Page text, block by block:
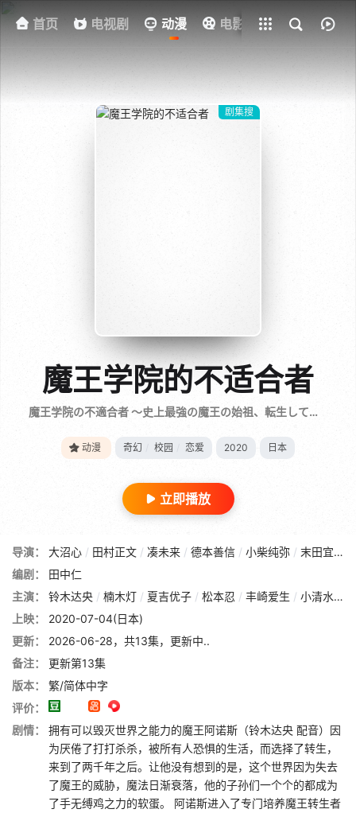
首页 电视剧 动漫 电影 其他
全部影片
剧集搜
魔王学院的不适合者
魔王学院の不適合者 ～史上最強の魔王の始祖、転生して子孫たちの学校へ通う～ / 魔王学院的不适任者～史上最强的魔王始祖，转生就读子孙们的学校～ / The Misfit of Demon King Academy
动漫 奇幻 校园 恋爱 2020 日本
立即播放
导演： 大沼心 / 田村正文 / 凑未来 / 德本善信 / 小柴纯弥 / 末田宜史
编剧：
田中仁
主演：
铃木达央 / 楠木灯 / 夏吉优子 / 松本忍 / 丰崎爱生 / 小清水亚美
上映：
2020-07-04(日本)
更新：
2026-06-28，共13集，更新中..
备注：
更新第13集
版本：
繁/简体中字
评价：
剧情：
拥有可以毁灭世界之能力的魔王阿诺斯（铃木达央 配音）因
为厌倦了打打杀杀，被所有人恐惧的生活，而选择了转生，
来到了两千年之后。让他没有想到的是，这个世界因为失去
了魔王的威胁，魔法日渐衰落，他的子孙们一个个的都成为
了手无缚鸡之力的软蛋。 阿诺斯进入了专门培养魔王转生者